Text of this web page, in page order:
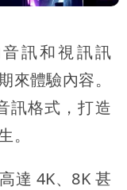
訊和視訊訊
來體驗內容。
訊格式，打造
。
達 4K、8K 甚